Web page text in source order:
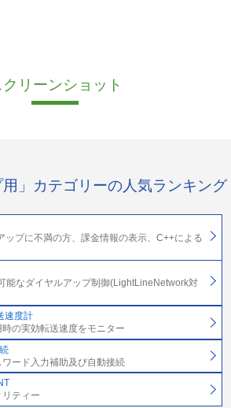
クリーンショット
用」カテゴリーの人気ランキング
ップに不満の方、課金情報の表示、C++による
能なダイヤルアップ制御(LightLineNetwork対
速度計
の実効転送速度をモニター
ード入力補助及び自動接続
ティー